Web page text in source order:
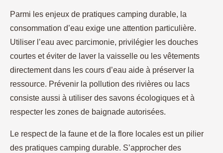
Parmi les enjeux de pratiques camping durable, la
consommation d’eau exige une attention particulière.
Utiliser l’eau avec parcimonie, privilégier les douches
courtes et éviter de laver la vaisselle ou les vêtements
directement dans les cours d’eau aide à préserver la
ressource. Prévenir la pollution des rivières ou lacs
consiste aussi à utiliser des savons écologiques et à
respecter les zones de baignade autorisées.
Le respect de la faune et de la flore locales est un pilier
des pratiques camping durable. S’approcher des